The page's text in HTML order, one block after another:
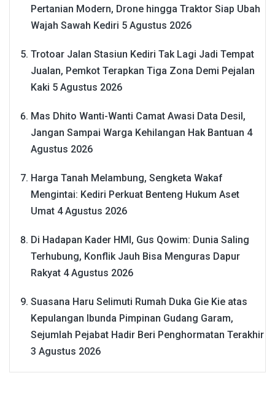
Pertanian Modern, Drone hingga Traktor Siap Ubah
Wajah Sawah Kediri 5 Agustus 2026
Trotoar Jalan Stasiun Kediri Tak Lagi Jadi Tempat
Jualan, Pemkot Terapkan Tiga Zona Demi Pejalan
Kaki 5 Agustus 2026
Mas Dhito Wanti-Wanti Camat Awasi Data Desil,
Jangan Sampai Warga Kehilangan Hak Bantuan 4
Agustus 2026
Harga Tanah Melambung, Sengketa Wakaf
Mengintai: Kediri Perkuat Benteng Hukum Aset
Umat 4 Agustus 2026
Di Hadapan Kader HMI, Gus Qowim: Dunia Saling
Terhubung, Konflik Jauh Bisa Menguras Dapur
Rakyat 4 Agustus 2026
Suasana Haru Selimuti Rumah Duka Gie Kie atas
Kepulangan Ibunda Pimpinan Gudang Garam,
Sejumlah Pejabat Hadir Beri Penghormatan Terakhir
3 Agustus 2026